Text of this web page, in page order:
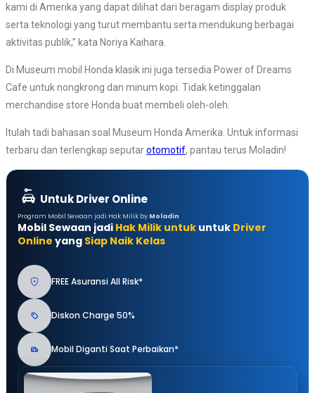
kami di Amerika yang dapat dilihat dari beragam display produk
serta teknologi yang turut membantu serta mendukung berbagai
aktivitas publik,” kata Noriya Kaihara.
Di Museum mobil Honda klasik ini juga tersedia Power of Dreams
Cafe untuk nongkrong dan minum kopi. Tidak ketinggalan
merchandise store Honda buat membeli oleh-oleh.
Itulah tadi bahasan soal Museum Honda Amerika. Untuk informasi
terbaru dan terlengkap seputarotomotif, pantau terus Moladin!
Untuk Driver Online
Program Mobil Sewaan jadi Hak Milik by Moladin
Mobil Sewaan jadi Hak Milik untuk untuk Driver
Online yang Siap Naik Kelas
FREE Asuransi All Risk*
Diskon Charge 50%
Mobil Diganti Saat Perbaikan*